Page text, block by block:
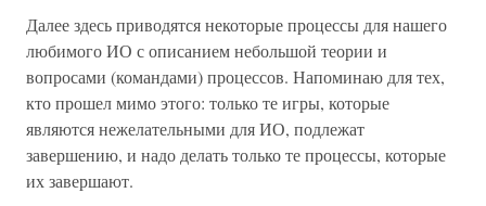
Далее здесь приводятся некоторые процессы для нашего
любимого ИО с описанием небольшой теории и
вопросами (командами) процессов. Напоминаю для тех,
кто прошел мимо этого: только те игры, которые
являются нежелательными для ИО, подлежат
завершению, и надо делать только те процессы, которые
их завершают.